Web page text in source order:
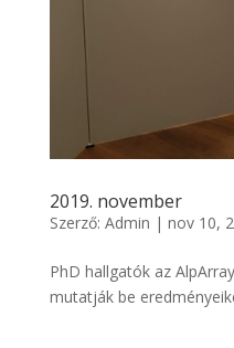
2019. november
Szerző: Admin | nov 10,
PhD hallgatók az
mutatják be